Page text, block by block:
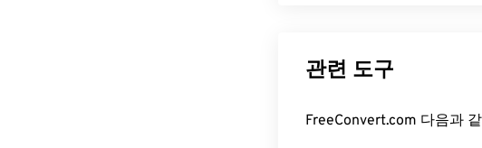
관련 도구
FreeConvert.com 다음과